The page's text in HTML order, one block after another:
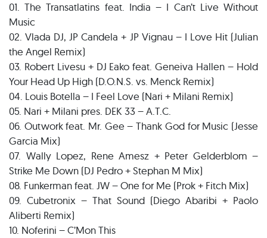
01. The Transatlatins feat. India – I Can’t Live Without
Music
02. Vlada DJ, JP Candela + JP Vignau – I Love Hit (Julian
the Angel Remix)
03. Robert Livesu + DJ Eako feat. Geneiva Hallen – Hold
Your Head Up High (D.O.N.S. vs. Menck Remix)
04. Louis Botella – I Feel Love (Nari + Milani Remix)
05. Nari + Milani pres. DEK 33 – A.T.C.
06. Outwork feat. Mr. Gee – Thank God for Music (Jesse
Garcia Mix)
07. Wally Lopez, Rene Amesz + Peter Gelderblom –
Strike Me Down (DJ Pedro + Stephan M Mix)
08. Funkerman feat. JW – One for Me (Prok + Fitch Mix)
09. Cubetronix – That Sound (Diego Abaribi + Paolo
Aliberti Remix)
10. Noferini – C’Mon This